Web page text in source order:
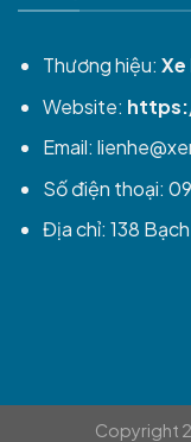
Thương hiệu: Xe
Website:
Email:
Số điện thoại:
Địa chỉ: 138
Copyright